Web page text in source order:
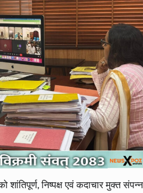
शांतिपूर्ण, निष्पक्ष एवं कदाचार मुक्त संपन्न